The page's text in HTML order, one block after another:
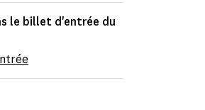
le billet d'entrée du